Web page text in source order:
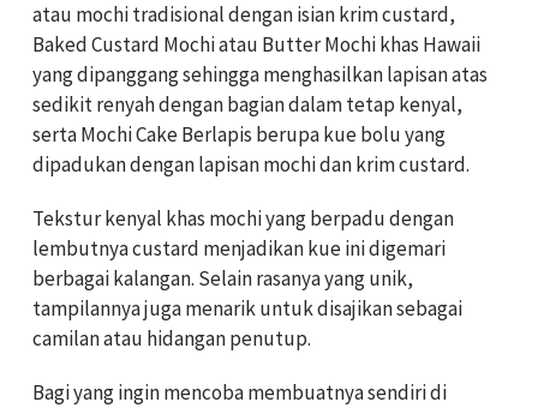
atau mochi tradisional dengan isian krim custard,
Baked Custard Mochi atau Butter Mochi khas Hawaii
yang dipanggang sehingga menghasilkan lapisan atas
sedikit renyah dengan bagian dalam tetap kenyal,
serta Mochi Cake Berlapis berupa kue bolu yang
dipadukan dengan lapisan mochi dan krim custard.
Tekstur kenyal khas mochi yang berpadu dengan
lembutnya custard menjadikan kue ini digemari
berbagai kalangan. Selain rasanya yang unik,
tampilannya juga menarik untuk disajikan sebagai
camilan atau hidangan penutup.
Bagi yang ingin mencoba membuatnya sendiri di